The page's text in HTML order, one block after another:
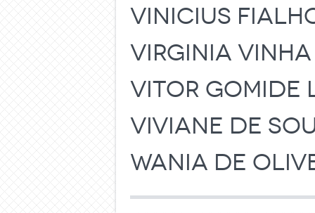
VINICIUS
VIRGINIA
VITOR GOMIDE
VIVIANE DE
WANIA DE